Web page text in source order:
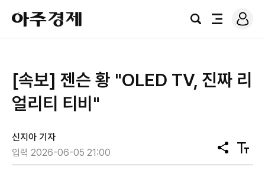
아
주
경
검
전
로
그
[속보] 젠슨 황 "OLED TV, 진짜 리
얼리티 티비"
신지아 기자
입력 2026-06-05 21:00
공
유
텍
스